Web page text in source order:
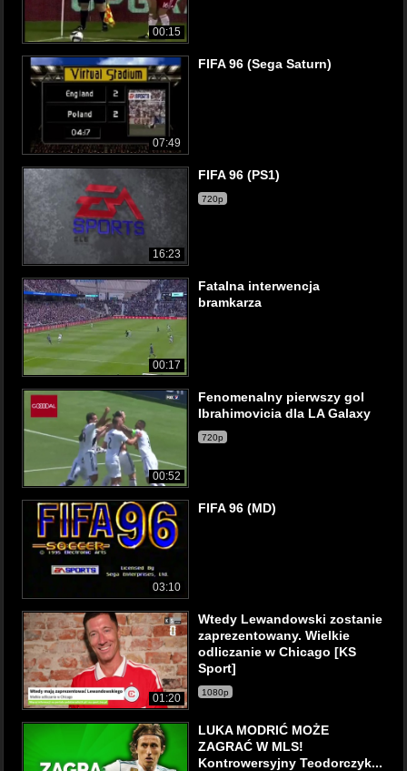
00:15
07:49
FIFA 96 (Sega Saturn)
16:23
FIFA 96 (PS1)
720p
00:17
Fatalna interwencja
bramkarza
00:52
Fenomenalny pierwszy gol
Ibrahimovicia dla LA Galaxy
720p
03:10
FIFA 96 (MD)
01:20
Wtedy Lewandowski zostanie
zaprezentowany. Wielkie
odliczanie w Chicago [KS
Sport]
1080p
LUKA MODRIĆ MOŻE
ZAGRAĆ W MLS!
Kontrowersyjny Teodorczyk...